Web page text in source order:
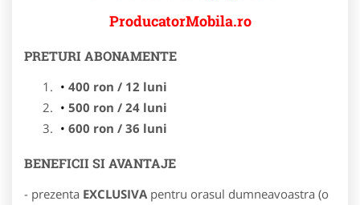
ProducatorMobila.ro
PRETURI ABONAMENTE
400 ron / 12 luni
500 ron / 24 luni
600 ron / 36 luni
BENEFICII SI AVANTAJE
- prezenta EXCLUSIVA pentru orasul dumneavoastra (o